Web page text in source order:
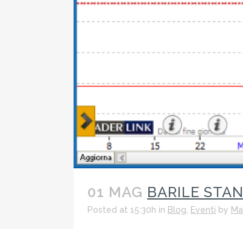
01 MAG BARILE
Posted at 15:30h in Blog, Eventi by